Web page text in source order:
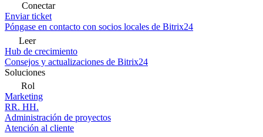
Conectar
Enviar ticket
Póngase en contacto con socios locales de Bitrix24
Leer
Hub de crecimiento
Consejos y actualizaciones de Bitrix24
Soluciones
Rol
Marketing
RR. HH.
Administración de proyectos
Atención al cliente